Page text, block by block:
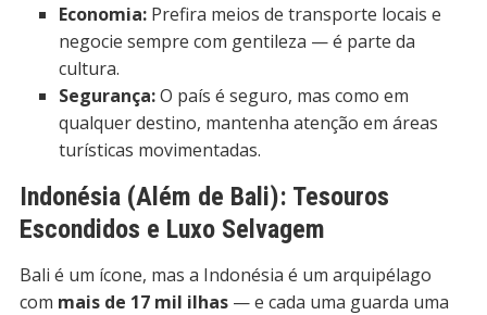
Economia:Prefira meios de transporte locais e
negocie sempre com gentileza — é parte da
cultura.
Segurança:O país é seguro, mas como em
qualquer destino, mantenha atenção em áreas
turísticas movimentadas.
Indonésia (Além de Bali): Tesouros
Escondidos e Luxo Selvagem
Bali é um ícone, mas a Indonésia é um arquipélago
com mais de 17 mil ilhas— e cada uma guarda uma